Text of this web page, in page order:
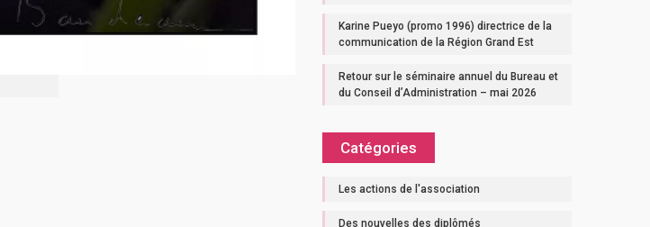
Karine Pueyo (promo 1996) directrice de la
communication de la Région Grand Est
Retour sur le séminaire annuel du Bureau et
du Conseil d’Administration – mai 2026
Catégories
Les actions de l'association
Des nouvelles des diplômés